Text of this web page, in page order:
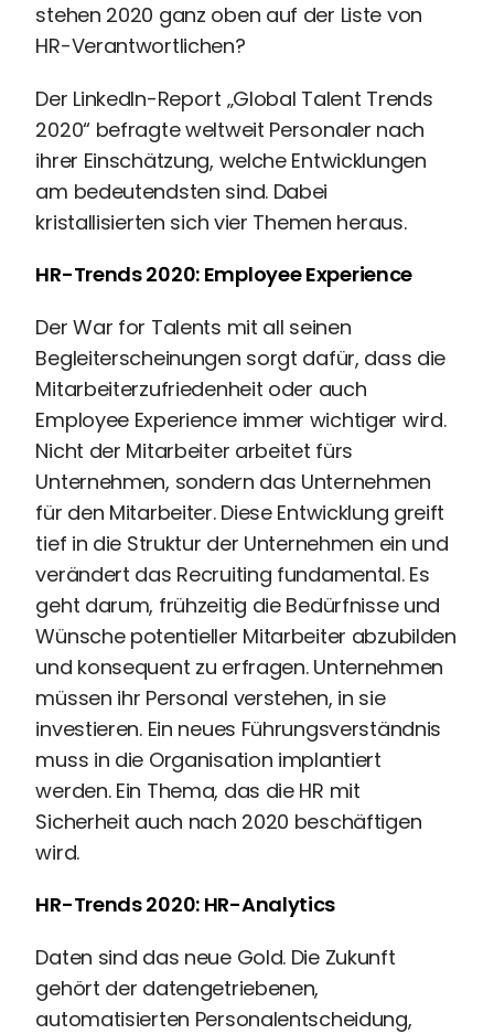
Recruiting
Onboarding
Ausbildungsmanagement
Digitales
Lernen
eAkte
Digitalisierung
Künstliche
Intelligenz
Über uns
Perbility
Offene
Stellen
Compliance
Kontakt
Theme-
Wechseln
stehen 2020 ganz oben auf der Liste von
HR-Verantwortlichen?
Der LinkedIn-Report „Global Talent Trends
2020“ befragte weltweit Personaler nach
ihrer Einschätzung, welche Entwicklungen
am bedeutendsten sind. Dabei
kristallisierten sich vier Themen heraus.
HR-Trends 2020: Employee Experience
Der War for Talents mit all seinen
Begleiterscheinungen sorgt dafür, dass die
Mitarbeiterzufriedenheit oder auch
Employee Experience immer wichtiger wird.
Nicht der Mitarbeiter arbeitet fürs
Unternehmen, sondern das Unternehmen
für den Mitarbeiter. Diese Entwicklung greift
tief in die Struktur der Unternehmen ein und
verändert das Recruiting fundamental. Es
geht darum, frühzeitig die Bedürfnisse und
Wünsche potentieller Mitarbeiter abzubilden
und konsequent zu erfragen. Unternehmen
müssen ihr Personal verstehen, in sie
investieren. Ein neues Führungsverständnis
muss in die Organisation implantiert
werden. Ein Thema, das die HR mit
Sicherheit auch nach 2020 beschäftigen
wird.
HR-Trends 2020: HR-Analytics
Daten sind das neue Gold. Die Zukunft
gehört der datengetriebenen,
automatisierten Personalentscheidung,